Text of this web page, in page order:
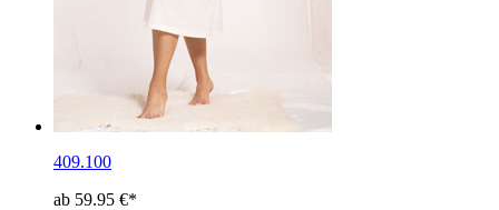
409.100
ab 59.95 €*